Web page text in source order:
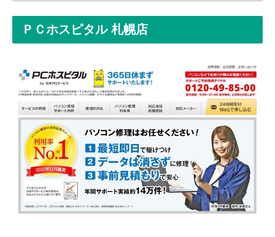
ＰＣホスピタル 札幌店